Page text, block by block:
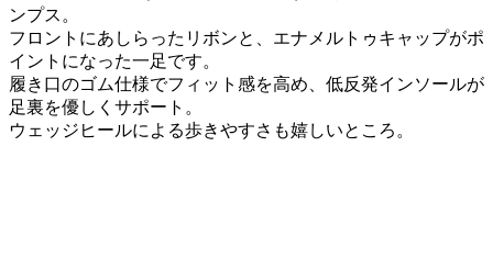
ンプス。
フロントにあしらったリボンと、エナメルトゥキャップがポ
イントになった一足です。
履き口のゴム仕様でフィット感を高め、低反発インソールが
足裏を優しくサポート。
ウェッジヒールによる歩きやすさも嬉しいところ。